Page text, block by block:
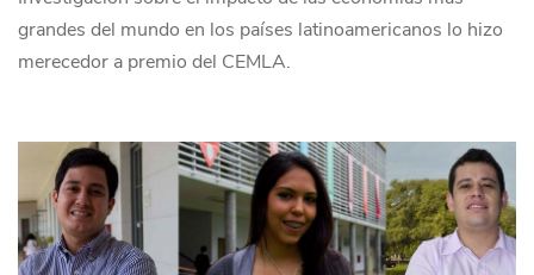
grandes del mundo en los países latinoamericanos lo hizo
merecedor a premio del CEMLA.